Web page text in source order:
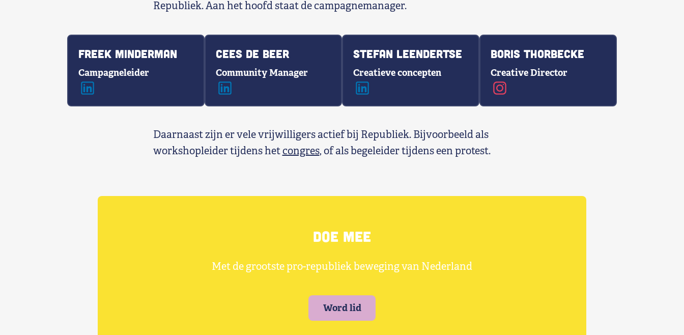
Republiek. Aan het hoofd staat de campagnemanager.
Freek Minderman
Campagneleider
Cees de Beer
Community Manager
Stefan Leendertse
Creatieve concepten
Boris Thorbecke
Creative Director
Daarnaast zijn er vele vrijwilligers actief bij Republiek. Bijvoorbeeld als
workshopleider tijdens hetcongres, of als begeleider tijdens een protest.
Doe mee
Met de grootste pro-republiek beweging van Nederland
Word lid